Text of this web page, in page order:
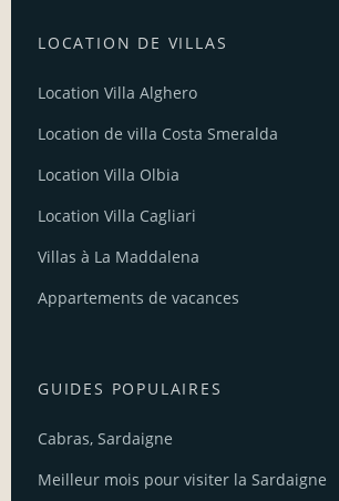
LOCATION DE VILLAS
Location Villa Alghero
Location de villa Costa Smeralda
Location Villa Olbia
Location Villa Cagliari
Villas à La Maddalena
Appartements de vacances
GUIDES POPULAIRES
Cabras, Sardaigne
Meilleur mois pour visiter la Sardaigne